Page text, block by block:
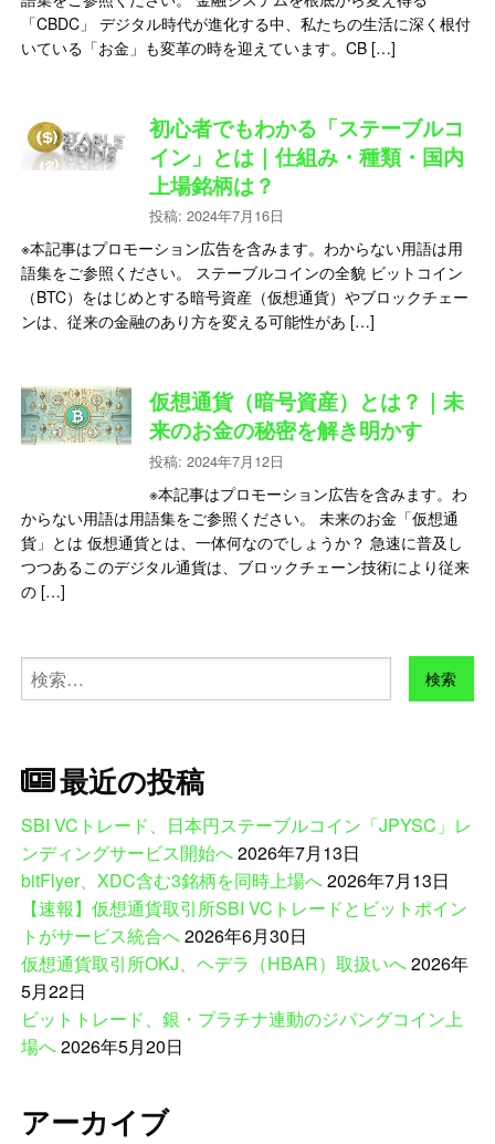
「CBDC」 デジタル時代が進化する中、私たちの生活に深く根付
いている「お金」も変革の時を迎えています。CB […]
初心者でもわかる「ステーブルコ
イン」とは｜仕組み・種類・国内
上場銘柄は？
投稿: 2024年7月16日
※本記事はプロモーション広告を含みます。わからない用語は用
語集をご参照ください。 ステーブルコインの全貌 ビットコイン
（BTC）をはじめとする暗号資産（仮想通貨）やブロックチェー
ンは、従来の金融のあり方を変える可能性があ […]
仮想通貨（暗号資産）とは？｜未
来のお金の秘密を解き明かす
投稿: 2024年7月12日
※本記事はプロモーション広告を含みます。わ
からない用語は用語集をご参照ください。 未来のお金「仮想通
貨」とは 仮想通貨とは、一体何なのでしょうか？ 急速に普及し
つつあるこのデジタル通貨は、ブロックチェーン技術により従来
の […]
検
索:
最近の投稿
SBI VCトレード、日本円ステーブルコイン「JPYSC」レ
ンディングサービス開始へ2026年7月13日
bitFlyer、XDC含む3銘柄を同時上場へ2026年7月13日
【速報】仮想通貨取引所SBI VCトレードとビットポイン
トがサービス統合へ2026年6月30日
仮想通貨取引所OKJ、ヘデラ（HBAR）取扱いへ2026年
5月22日
ビットトレード、銀・プラチナ連動のジパングコイン上
場へ2026年5月20日
アーカイブ